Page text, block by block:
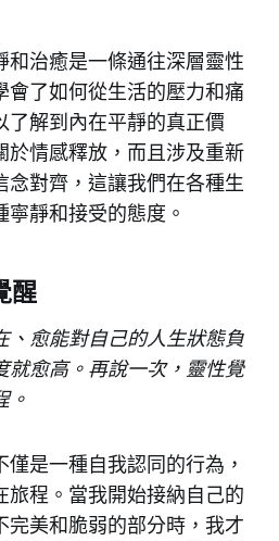
和治癒是一條通往深層靈性
會了如何從生活的壓力和痛
了解到內在平靜的真正價
於情感釋放，而且涉及重新
念對齊，這讓我們在各種生
靜和接受的態度。
醒
、愈能對自己的人生狀態負
就愈高。再說一次，靈性覺
。
是一種自我認同的行為，
旅程。當我開始接納自己的
完美和脆弱的部分時，我才